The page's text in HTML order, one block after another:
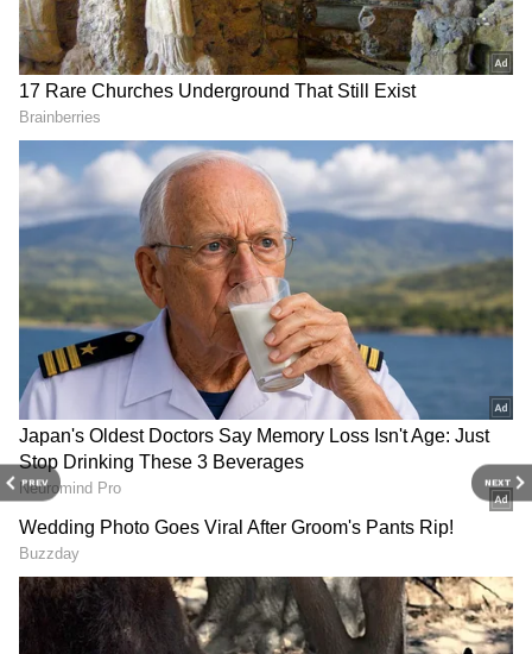
PREV NEXT
ఇందులో మేరీ క్రిస్మస్‌ లుక్‌లో మెరిసింది అనుపమా. సాంటా
క్యాప్‌ ధరించి క్యూట్‌ పోజులిచ్చింది. ఈ నయా గెటప్‌లో
అనుపమా ఎంతో క్యూట్‌ గా ఉంది. క్యూట్‌నెస్‌ ఓవర్‌ లోడ్‌
అనేలా ఉంది. ప్రస్తుతం ఈ పిక్స్ వైరల్‌ అవుతున్నాయి.